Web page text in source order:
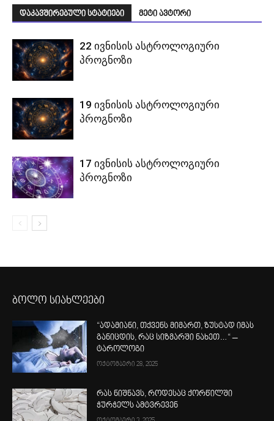
დაკავშირებული სტატიები მეტი ავტორი
22 ივნისის ასტროლოგიური
პროგნოზი
19 ივნისის ასტროლოგიური
პროგნოზი
17 ივნისის ასტროლოგიური
პროგნოზი
ბოლო სიახლეები
“ადამიანი, თქვენს მიმართ, ზუსტად იმას
განიცდის, რაც სიზმარში ნახეთ…“ –
ტაროლოგი
ოქტომბერი 28, 2025
რას ნიშნავს, როდესაც ქორწილში
ჭურჭელს ამტვრევენ